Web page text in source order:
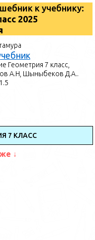
к учебнику:
2025
Геометрия 7 класс,
А.Н, Шыныбеков Д.А..
7 КЛАСС
↓